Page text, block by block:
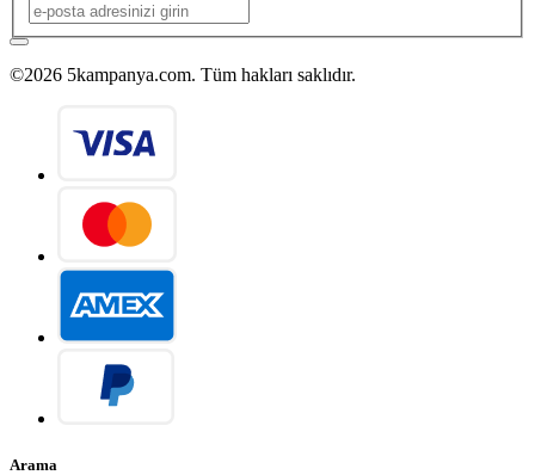
©2026 5kampanya.com. Tüm hakları saklıdır.
Arama